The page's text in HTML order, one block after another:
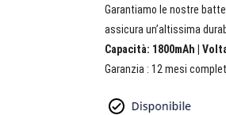
Garantiamo le nostre
assicura un’altissima
Capacità: 1800mAh |
Garanzia : 12 mesi